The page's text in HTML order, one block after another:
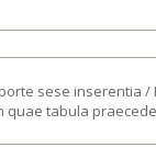
sese inserentia /
tabula